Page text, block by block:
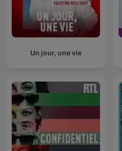
Un jour, une vie